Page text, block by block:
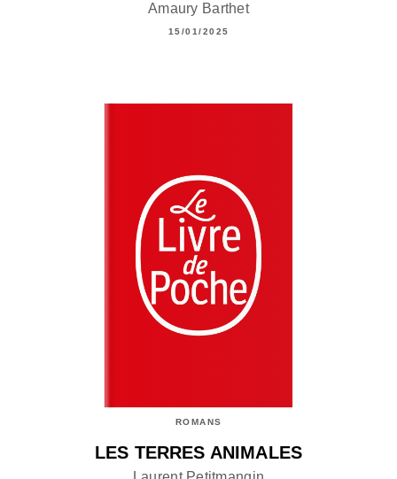
Amaury Barthet
15/01/2025
ROMANS
LES TERRES ANIMALES